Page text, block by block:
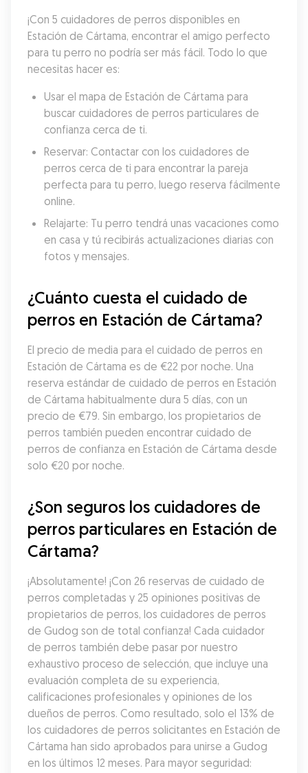
¡Con 5 cuidadores de perros disponibles en
Estación de Cártama, encontrar el amigo perfecto
para tu perro no podría ser más fácil. Todo lo que
necesitas hacer es:
Usar el mapa de Estación de Cártama para
buscar cuidadores de perros particulares de
confianza cerca de ti.
Reservar: Contactar con los cuidadores de
perros cerca de ti para encontrar la pareja
perfecta para tu perro, luego reserva fácilmente
online.
Relajarte: Tu perro tendrá unas vacaciones como
en casa y tú recibirás actualizaciones diarias con
fotos y mensajes.
¿Cuánto cuesta el cuidado de
perros en Estación de Cártama?
El precio de media para el cuidado de perros en
Estación de Cártama es de €22 por noche. Una
reserva estándar de cuidado de perros en Estación
de Cártama habitualmente dura 5 días, con un
precio de €79. Sin embargo, los propietarios de
perros también pueden encontrar cuidado de
perros de confianza en Estación de Cártama desde
solo €20 por noche.
¿Son seguros los cuidadores de
perros particulares en Estación de
Cártama?
¡Absolutamente! ¡Con 26 reservas de cuidado de
perros completadas y 25 opiniones positivas de
propietarios de perros, los cuidadores de perros
de Gudog son de total confianza! Cada cuidador
de perros también debe pasar por nuestro
exhaustivo proceso de selección, que incluye una
evaluación completa de su experiencia,
calificaciones profesionales y opiniones de los
dueños de perros. Como resultado, solo el 13% de
los cuidadores de perros solicitantes en Estación de
Cártama han sido aprobados para unirse a Gudog
en los últimos 12 meses. Para mayor seguridad: